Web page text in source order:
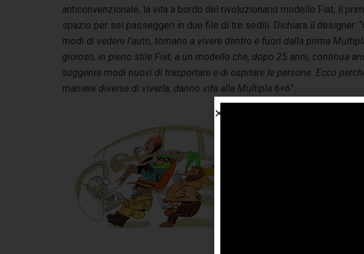
anticonvenzionale, la vita a bordo del rivoluzionario modello Fiat, il
spazio per sei passeggeri in due file di tre sedili. Dichiara il designer: “
modi di vedere l’auto, tornano a vivere dentro e fuori dalla prima
gioioso, in pieno stile Fiat, a un modello che, dopo 25 anni, continua
suggerire modi nuovi di trasportare e di ospitare le persone. Ecco
maniere diverse di viverla, danno vita alla Multipla 6×6”.